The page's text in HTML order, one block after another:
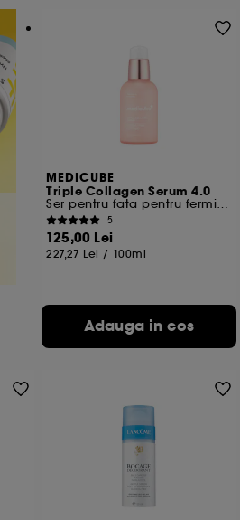
MEDICUBE
Triple Collagen Serum 4.0
Ser pentru fata pentru fermitate si hidratare
5
125,00 Lei
227,27 Lei / 100ml
Adauga in cos